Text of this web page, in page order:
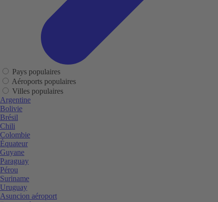
Pays populaires
Aéroports populaires
Villes populaires
Argentine
Bolivie
Brésil
Chili
Colombie
Équateur
Guyane
Paraguay
Pérou
Suriname
Uruguay
Asuncion aéroport